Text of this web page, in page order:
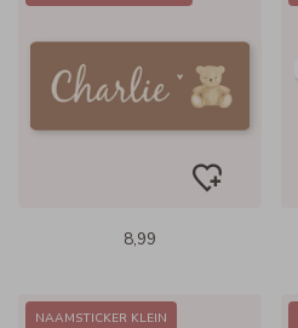
8,99
NAAMSTICKER KLEIN